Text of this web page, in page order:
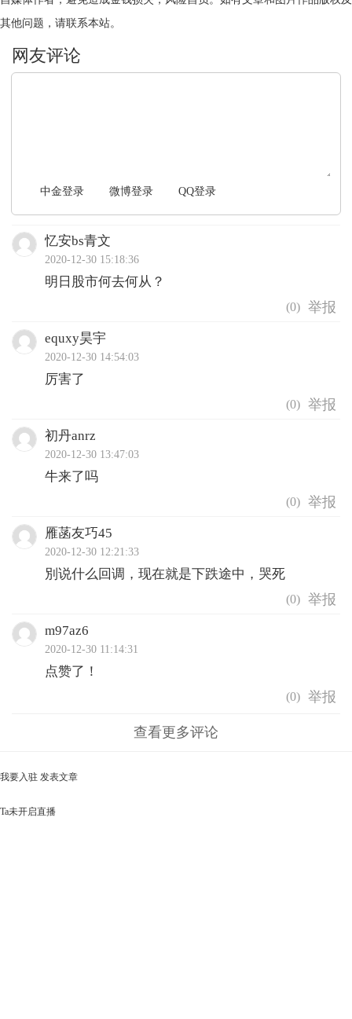
其他问题，请联系本站。
中金登录 微博登录 QQ登录
忆安bs青文
2020-12-30 15:18:36
明日股市何去何从？
(0)
equxy昊宇
2020-12-30 14:54:03
厉害了
(0)
初丹anrz
2020-12-30 13:47:03
牛来了吗
(0)
雁菡友巧45
2020-12-30 12:21:33
別说什么回调，现在就是下跌途中，哭死
(0)
m97az6
2020-12-30 11:14:31
点赞了！
(0)
查看更多评论
我要入驻 发表文章
Ta未开启直播